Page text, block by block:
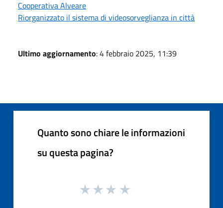
Cooperativa Alveare
Riorganizzato il sistema di videosorveglianza in città
Ultimo aggiornamento: 4 febbraio 2025, 11:39
Quanto sono chiare le informazioni
su questa pagina?